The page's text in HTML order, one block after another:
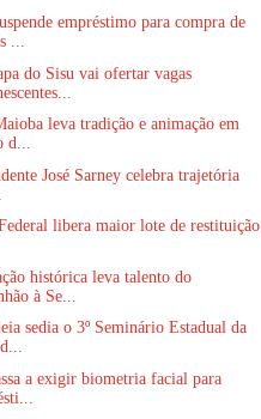
empréstimo para compra de
...
do Sisu vai ofertar vagas
leva tradição e animação em
d...
José Sarney celebra trajetória
libera maior lote de restituição
histórica leva talento do
à Se...
sedia o 3º Seminário Estadual da
a exigir biometria facial para